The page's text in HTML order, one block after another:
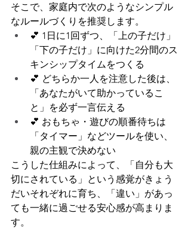
そこで、家庭内で次のようなシンプル
なルールづくりを推奨します。
💕 1日に1回ずつ、「上の子だけ」
「下の子だけ」に向けた2分間のス
キンシップタイムをつくる
💕 どちらか一人を注意した後は、
「あなたがいて助かっているこ
と」を必ず一言伝える
💕 おもちゃ・遊びの順番待ちは
「タイマー」などツールを使い、
親の主観で決めない
こうした仕組みによって、「自分も大
切にされている」という感覚がきょう
だいそれぞれに育ち、「違い」があっ
ても一緒に過ごせる安心感が高まりま
す。